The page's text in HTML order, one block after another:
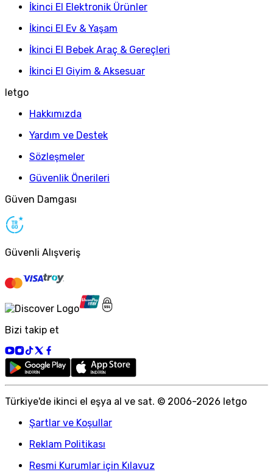
İkinci El Elektronik Ürünler
İkinci El Ev & Yaşam
İkinci El Bebek Araç & Gereçleri
İkinci El Giyim & Aksesuar
letgo
Hakkımızda
Yardım ve Destek
Sözleşmeler
Güvenlik Önerileri
Güven Damgası
Güvenli Alışveriş
Bizi takip et
Türkiye'de ikinci el eşya al ve sat. © 2006-2026 letgo
Şartlar ve Koşullar
Reklam Politikası
Resmi Kurumlar için Kılavuz